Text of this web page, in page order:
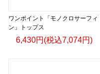
ワンポイント「モノクロサーフィ
ン」トップス
6,430円(税込7,074円)